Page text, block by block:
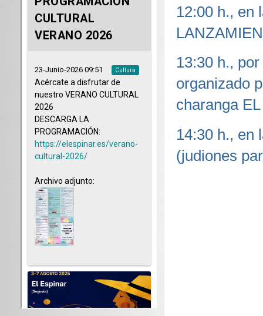
12:00 h., en
13:30 h.,
organizado
charanga
14:30 h., en
(judiones